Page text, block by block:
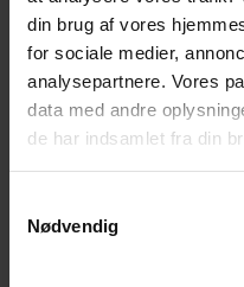
din brug af vores
for sociale medier,
analysepartnere. Vores
data med andre
de har indsamlet fra din
Nødvendig
Fag fra G til D niveau
HF kombineret med AVU
FVU Screening
AVU fag på basis